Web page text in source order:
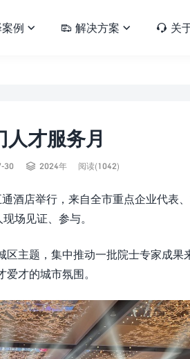
例   解决方案   关
人才服务月
30  2024年 阅读(1042)
酒店举行，来自全市重点企业代表
场见证、参与。
主题，集中推动一批院士专家成果
才的城市氛围。